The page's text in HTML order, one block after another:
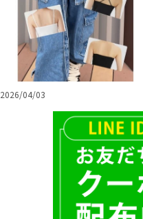
2026/04/03